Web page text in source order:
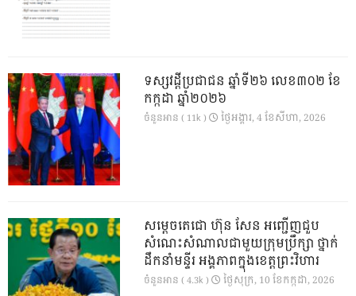
ទស្សវដ្តីប្រជាជន ឆ្នាំទី២៦ លេខ៣០២ ខែ
កក្កដា ឆ្នាំ២០២៦
ចំនួនអាន ( 11k ) ថ្ងៃ​អង្គារ, 4 ខែ​សីហា, 2026
សម្តេចតេជោ ហ៊ុន សែន អញ្ជើញជួប
សំណេះសំណាលជាមួយក្រុមប្រឹក្សា ថ្នាក់
ដឹកនាំមន្ទីរ អង្គភាពក្នុងខេត្តព្រះវិហារ
ចំនួនអាន ( 4.3k ) ថ្ងៃ​សុក្រ, 10 ខែ​កក្កដា, 2026